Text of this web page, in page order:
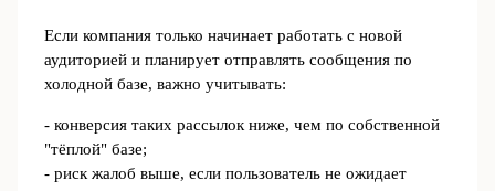
Если компания только начинает работать с новой
аудиторией и планирует отправлять сообщения по
холодной базе, важно учитывать:
- конверсия таких рассылок ниже, чем по собственной
"тёплой" базе;
- риск жалоб выше, если пользователь не ожидает